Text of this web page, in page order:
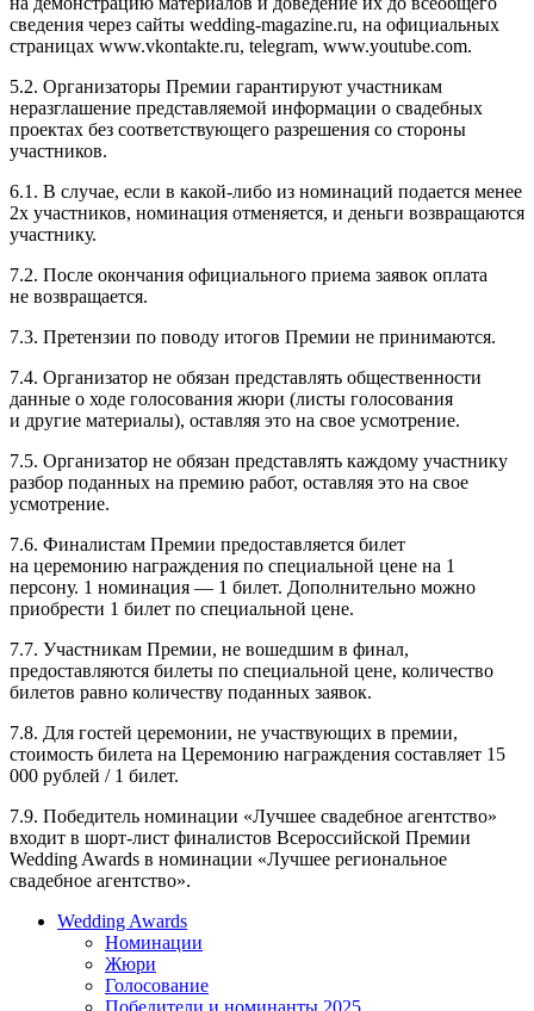
сведения через сайты wedding-magazine.ru, на официальных
страницах www.vkontakte.ru, telegram, www.youtube.com.
5.2. Организаторы Премии гарантируют участникам
неразглашение представляемой информации о свадебных
проектах без соответствующего разрешения со стороны
участников.
6.1. В случае, если в какой-либо из номинаций подается менее
2х участников, номинация отменяется, и деньги возвращаются
участнику.
7.2. После окончания официального приема заявок оплата
не возвращается.
7.3. Претензии по поводу итогов Премии не принимаются.
7.4. Организатор не обязан представлять общественности
данные о ходе голосования жюри (листы голосования
и другие материалы), оставляя это на свое усмотрение.
7.5. Организатор не обязан представлять каждому участнику
разбор поданных на премию работ, оставляя это на свое
усмотрение.
7.6. Финалистам Премии предоставляется билет
на церемонию награждения по специальной цене на 1
персону. 1 номинация — 1 билет. Дополнительно можно
приобрести 1 билет по специальной цене.
7.7. Участникам Премии, не вошедшим в финал,
предоставляются билеты по специальной цене, количество
билетов равно количеству поданных заявок.
7.8. Для гостей церемонии, не участвующих в премии,
стоимость билета на Церемонию награждения составляет 15
000 рублей / 1 билет.
7.9. Победитель номинации «Лучшее свадебное агентство»
входит в шорт-лист финалистов Всероссийской Премии
Wedding Awards в номинации «Лучшее региональное
свадебное агентство».
Wedding Awards
Номинации
Жюри
Голосование
Победители и номинанты 2025